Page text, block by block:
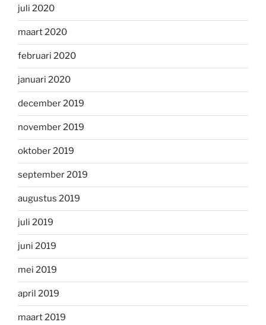
juli 2020
maart 2020
februari 2020
januari 2020
december 2019
november 2019
oktober 2019
september 2019
augustus 2019
juli 2019
juni 2019
mei 2019
april 2019
maart 2019